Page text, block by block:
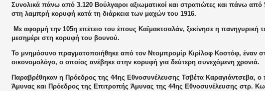
Συνολικά πάνω από 3.120 Βούλγαροι αξιωματικοί και στρατιώτες και πάνω από
στη λαμπρή κορυφή κατά τη διάρκεια των μαχών του 1916.
Με αφορμή την 105η επέτειο του έπους Καϊμακτσαλάν, ξεκίνησε η πανηγυρική
μεσημέρι στη κορυφή του βουνού.
Το μνημόσυνο πραγματοποιήθηκε από τον Ντομπρομίρ Κιρίλοφ Κοστόφ, έναν
οικονομολόγο, ο οποίος ανέβηκε στην κορυφή για δεύτερη συνεχόμενη χρονιά.
Παραβρέθηκαν η Πρόεδρος της 44ης Εθνοσυνέλευσης Τσβέτα Καραγιάντσεβα,
Άμυνας και Πρόεδρος της Επιτροπής Άμυνας της 44ης Εθνοσυνέλευσης στρ.